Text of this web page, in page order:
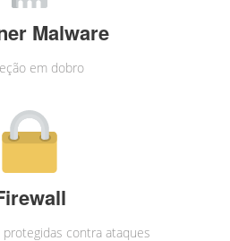
Malware
em dobro
contra ataques